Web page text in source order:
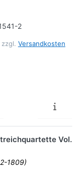
2
Versandkosten
Vol.
1809)